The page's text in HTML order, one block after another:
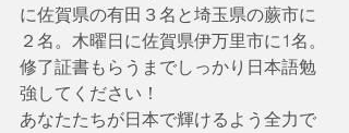
に佐賀県の有田３名と埼玉県の蕨市に
２名。木曜日に佐賀県伊万里市に1名。
修了証書もらうまでしっかり日本語勉
強してください！
あなたたちが日本で輝けるよう全力で